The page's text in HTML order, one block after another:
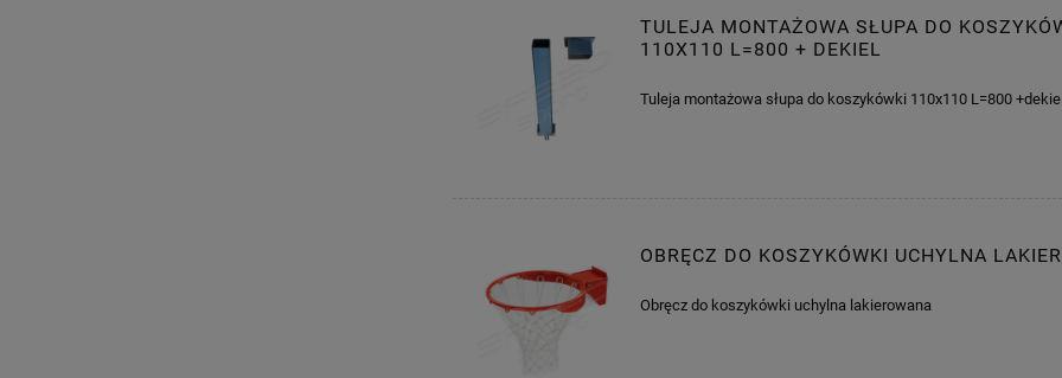
TULEJA MONTAŻOWA SŁUPA DO
110X110 L=800 + DEKIEL
Tuleja montażowa słupa do koszykówki 110x110 L=800
OBRĘCZ DO KOSZYKÓWKI UCHYLNA
Obręcz do koszykówki uchylna lakierowana